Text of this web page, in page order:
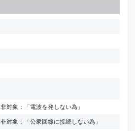
非対象：「電波を発しない為」
非対象：「公衆回線に接続しない為」